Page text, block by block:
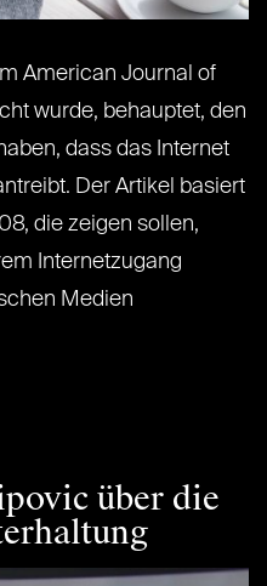
American Journal of
wurde, behauptet, den
dass das Internet
Der Artikel basiert
die zeigen sollen,
Internetzugang
Medien
über die